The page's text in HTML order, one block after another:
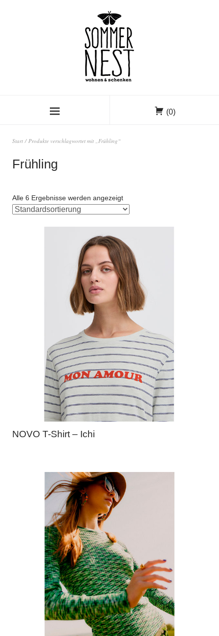
(0)
Start / Produkte verschlagwortet mit „Frühling“
Frühling
Alle 6 Ergebnisse werden angezeigt
NOVO T-Shirt – Ichi